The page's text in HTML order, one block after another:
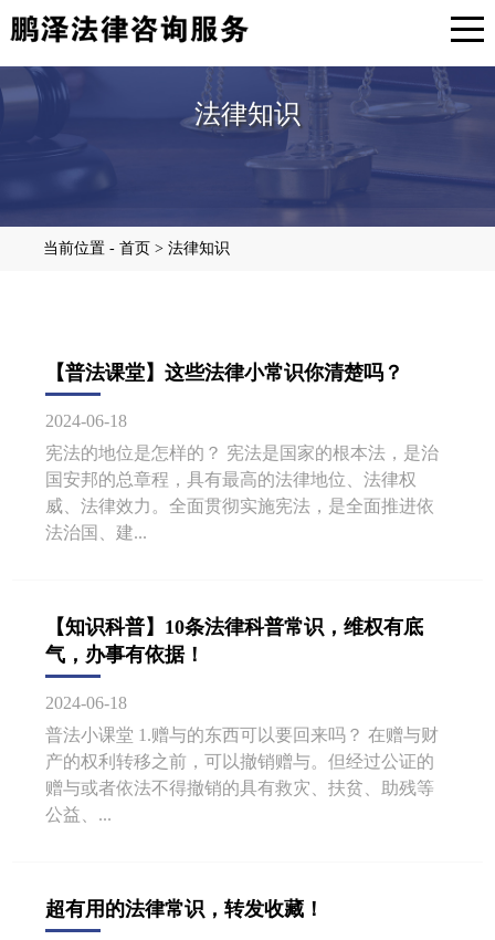
法律知识
当前位置 - 首页 > 法律知识
【普法课堂】这些法律小常识你清楚吗？
2024-06-18
宪法的地位是怎样的？ 宪法是国家的根本法，是治
国安邦的总章程，具有最高的法律地位、法律权
威、法律效力。全面贯彻实施宪法，是全面推进依
法治国、建...
【知识科普】10条法律科普常识，维权有底
气，办事有依据！
2024-06-18
普法小课堂 1.赠与的东西可以要回来吗？ 在赠与财
产的权利转移之前，可以撤销赠与。但经过公证的
赠与或者依法不得撤销的具有救灾、扶贫、助残等
公益、...
超有用的法律常识，转发收藏！